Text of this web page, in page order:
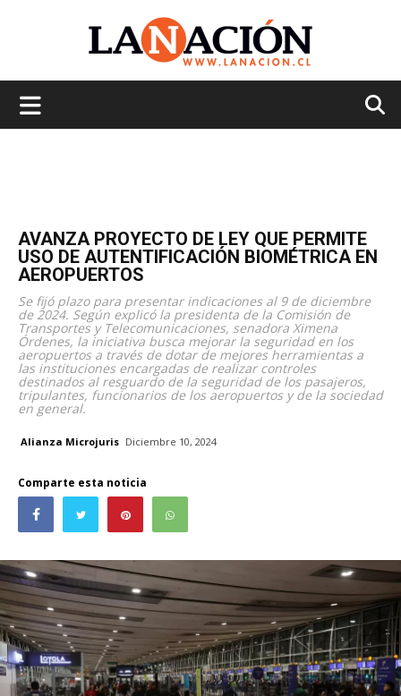
AVANZA PROYECTO DE LEY QUE PERMITE
USO DE AUTENTIFICACIÓN BIOMÉTRICA EN
AEROPUERTOS
Se fijó plazo para presentar indicaciones al 9 de diciembre
de 2024. Según explicó la presidenta de la Comisión de
Transportes y Telecomunicaciones, senadora Ximena
Órdenes, la iniciativa busca mejorar la seguridad en los
aeropuertos a través de dotar de mejores herramientas a
las instituciones encargadas de realizar controles
destinados al resguardo de la seguridad de los pasajeros,
tripulantes, funcionarios de los aeropuertos y de la sociedad
en general.
Alianza Microjuris Diciembre 10, 2024
Comparte esta noticia